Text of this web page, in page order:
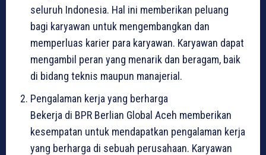
seluruh Indonesia. Hal ini memberikan peluang
bagi karyawan untuk mengembangkan dan
memperluas karier para karyawan. Karyawan dapat
mengambil peran yang menarik dan beragam, baik
di bidang teknis maupun manajerial.
Pengalaman kerja yang berharga
Bekerja di BPR Berlian Global Aceh memberikan
kesempatan untuk mendapatkan pengalaman kerja
yang berharga di sebuah perusahaan. Karyawan